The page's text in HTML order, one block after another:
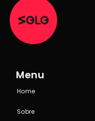
Menu
Home
Sobre